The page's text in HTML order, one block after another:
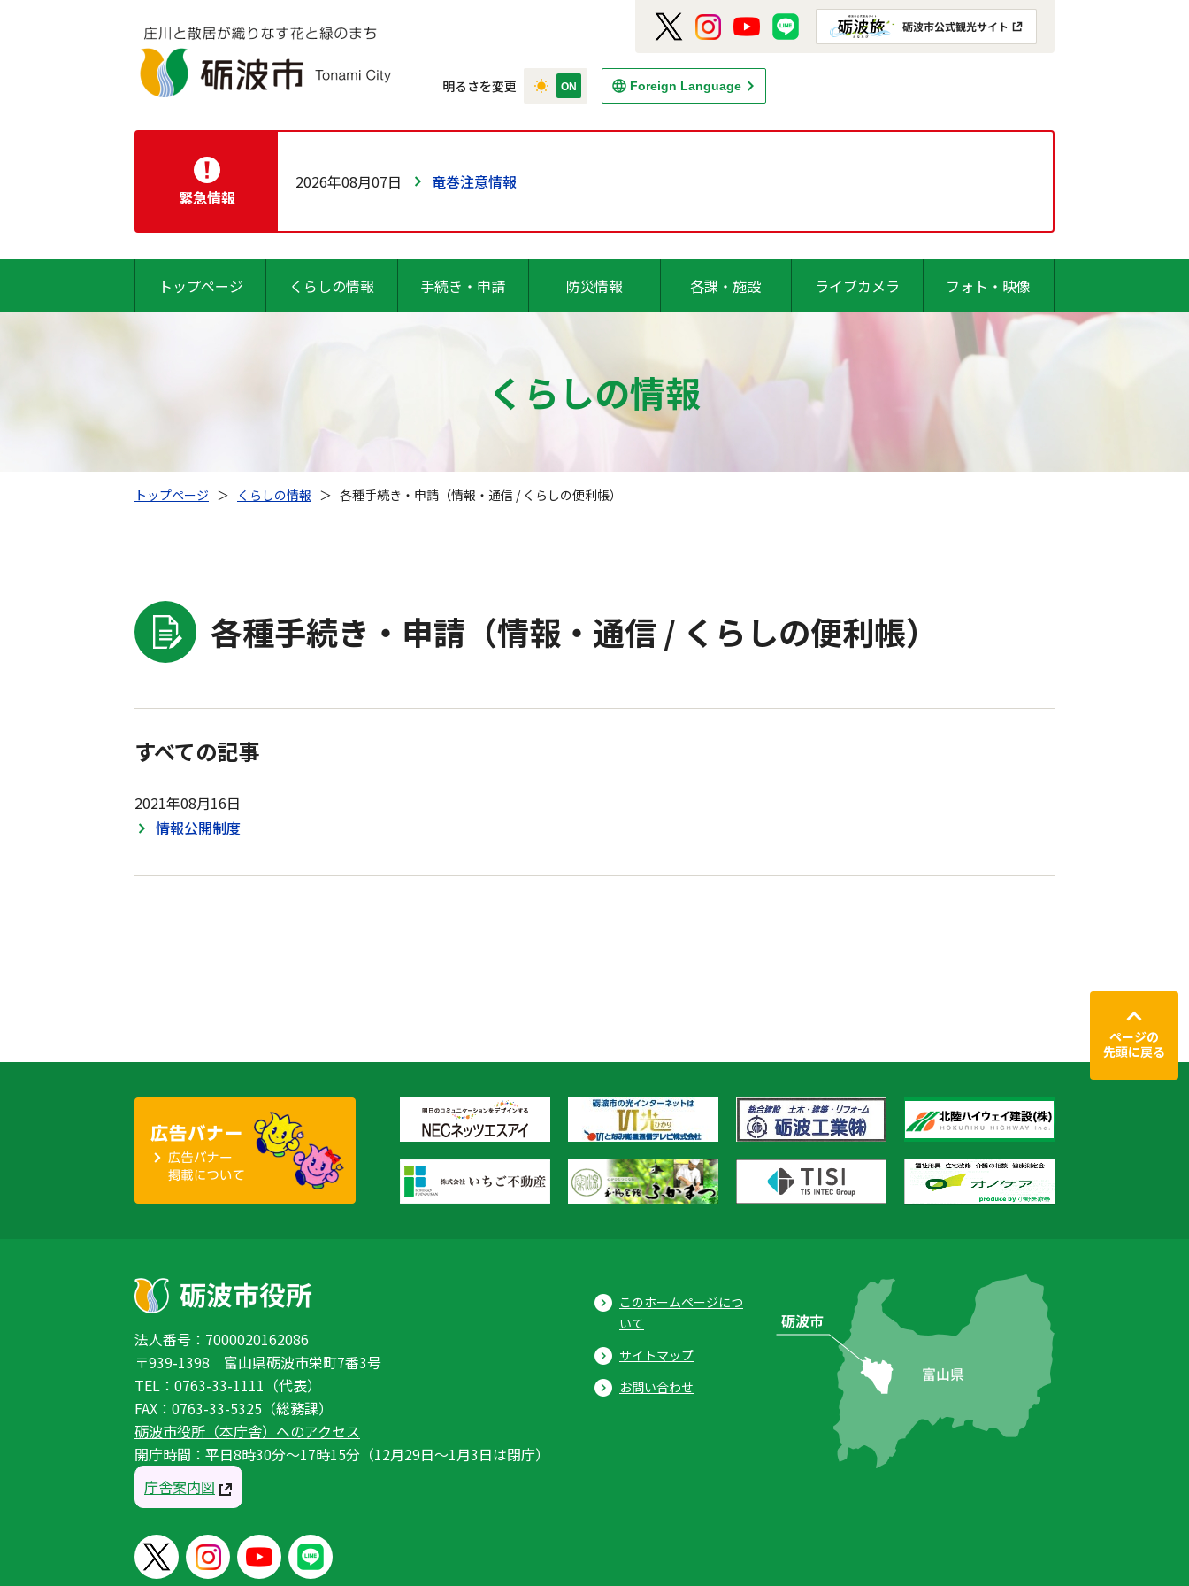
明るさを変更 Foreign Language
緊急情報
2026年08月07日 竜巻注意情報
トップページ くらしの情報 手続き・申請 防災情報 各課・施設 ライブカメラ フォト・映像
くらしの情報
トップページ ＞ くらしの情報 ＞ 各種手続き・申請（情報・通信 / くらしの便利帳）
各種手続き・申請（情報・通信 / くらしの便利帳）
すべての記事
2021年08月16日
情報公開制度
ページの
先頭に戻る
法人番号：7000020162086
〒939-1398 富山県砺波市栄町7番3号
TEL：0763-33-1111（代表）
FAX：0763-33-5325（総務課）
砺波市役所（本庁舎）へのアクセス
開庁時間：平日8時30分〜17時15分（12月29日〜1月3日は閉庁）
庁舎案内図
このホームページにつ
いて
サイトマップ
お問い合わせ